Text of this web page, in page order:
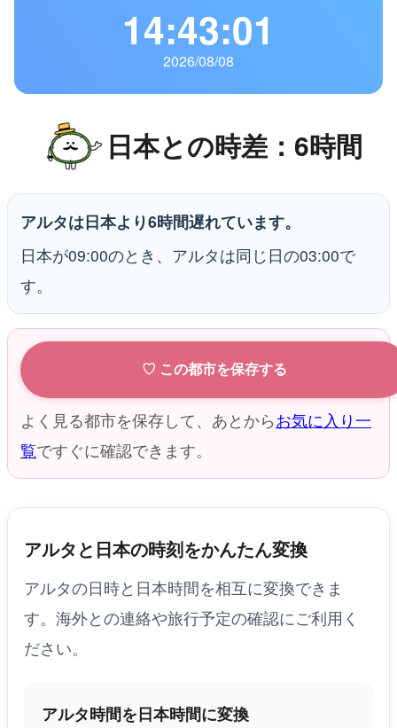
14:43:02
2026/08/08
日本との時差：6時間
アルタは日本より6時間遅れています。
日本が09:00のとき、アルタは同じ日の03:00で
す。
♡ この都市を保存する
よく見る都市を保存して、あとからお気に入り一
覧ですぐに確認できます。
アルタと日本の時刻をかんたん変換
アルタの日時と日本時間を相互に変換できま
す。海外との連絡や旅行予定の確認にご利用く
ださい。
アルタ時間を日本時間に変換